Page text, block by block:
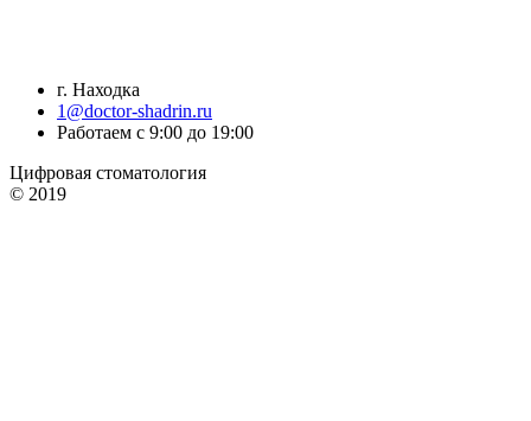
г. Находка
1@doctor-shadrin.ru
Работаем с 9:00 до 19:00
Цифровая стоматология
© 2019